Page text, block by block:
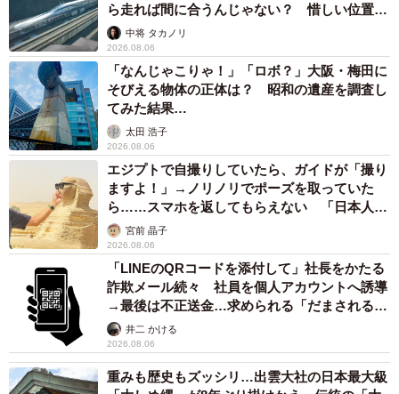
ちの等身大の悩みや努力を通して、読んでくださる方に共
感や発見が生まれるよう意識しています。
―トビ山さんのモデルとなった人物やご自身の体験を反映
した部分はありますか？
トビ山さんに限らず、同作に登場するキャラクターは、私
がこれまでに出会った同僚や後輩、お客様…そして私自身
など実際の人たちの姿を重ねて描いています。トビ山さん
についても特定の一人をモデルにしているわけではありま
せんが、過去に出会った“要領がよく”、“帰属意識の低い”い
わゆる今風な社員をモデルとして描きました。
―「目の前のことにしっかり目を向けなさい」との言葉に
込めた思いや、作品全体を通して伝えたいメッセージを。
ら走れば間に合うんじゃない？ 惜しい位置関
係が反響
中将 タカノリ
2026.08.06
「なんじゃこりゃ！」「ロボ？」大阪・梅田に
そびえる物体の正体は？ 昭和の遺産を調査し
てみた結果…
太田 浩子
2026.08.06
エジプトで自撮りしていたら、ガイドが「撮り
ますよ！」→ノリノリでポーズを取っていた
ら……スマホを返してもらえない 「日本人は
カモ代表かも」「私は6時間で3万円払った」
宮前 晶子
2026.08.06
「LINEのQRコードを添付して」社長をかたる
詐欺メール続々 社員を個人アカウントへ誘導
→最後は不正送金…求められる「だまされる前
提」の対策
井二 かける
2026.08.06
重みも歴史もズッシリ…出雲大社の日本最大級